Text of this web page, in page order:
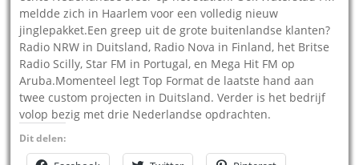
meldde zich in Haarlem voor een volledig nieuw
jinglepakket.Een greep uit de grote buitenlandse klanten?
Radio NRW in Duitsland, Radio Nova in Finland, het Britse
Radio Scilly, Star FM in Portugal, en Mega Hit FM op
Aruba.Momenteel legt Top Format de laatste hand aan
twee custom projecten in Duitsland. Verder is het bedrijf
volop bezig met drie Nederlandse opdrachten.
Dit delen: